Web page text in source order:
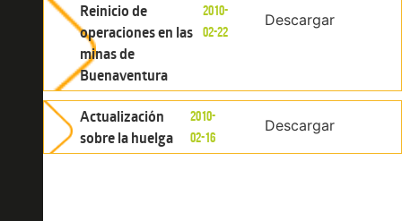
Reinicio de
operaciones en las
minas de
Buenaventura
2010-
02-22
Descargar
Actualización
sobre la huelga
2010-
02-16
Descargar